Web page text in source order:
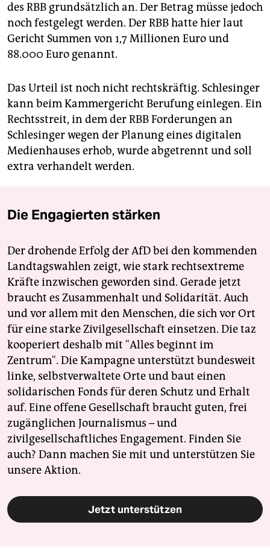
des RBB grundsätzlich an. Der Betrag müsse jedoch
noch festgelegt werden. Der RBB hatte hier laut
Gericht Summen von 1,7 Millionen Euro und
88.000 Euro genannt.
Das Urteil ist noch nicht rechtskräftig. Schlesinger
kann beim Kammergericht Berufung einlegen. Ein
Rechtsstreit, in dem der RBB Forderungen an
Schlesinger wegen der Planung eines digitalen
Medienhauses erhob, wurde abgetrennt und soll
extra verhandelt werden.
Die Engagierten stärken
Der drohende Erfolg der AfD bei den kommenden
Landtagswahlen zeigt, wie stark rechtsextreme
Kräfte inzwischen geworden sind. Gerade jetzt
braucht es Zusammenhalt und Solidarität. Auch
und vor allem mit den Menschen, die sich vor Ort
für eine starke Zivilgesellschaft einsetzen. Die taz
kooperiert deshalb mit "Alles beginnt im
Zentrum". Die Kampagne unterstützt bundesweit
linke, selbstverwaltete Orte und baut einen
solidarischen Fonds für deren Schutz und Erhalt
auf. Eine offene Gesellschaft braucht guten, frei
zugänglichen Journalismus – und
zivilgesellschaftliches Engagement. Finden Sie
auch? Dann machen Sie mit und unterstützen Sie
unsere Aktion.
Jetzt unterstützen